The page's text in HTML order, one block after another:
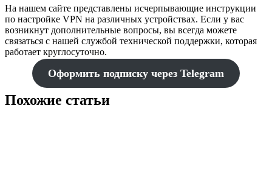
На нашем сайте представлены исчерпывающие инструкции
по настройке VPN на различных устройствах. Если у вас
возникнут дополнительные вопросы, вы всегда можете
связаться с нашей службой технической поддержки, которая
работает круглосуточно.
Оформить подписку через Telegram
Похожие статьи